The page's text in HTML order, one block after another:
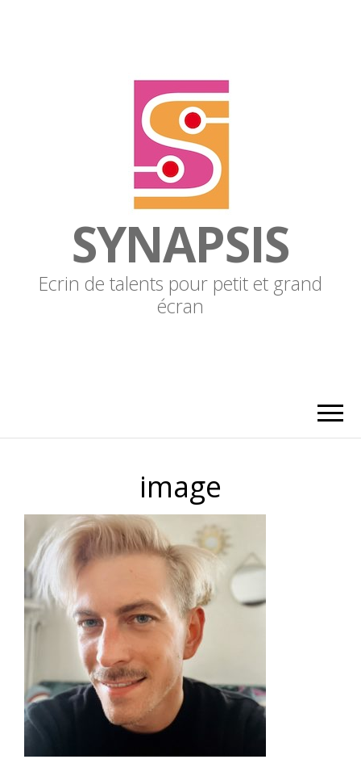
SYNAPSIS
Ecrin de talents pour petit et grand
écran
image